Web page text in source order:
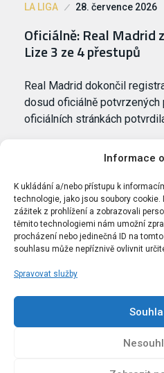
Informace
K ukládání a/nebo přístupu k
technologie, jako jsou soubory cookie.
zážitek z prohlížení a zobrazovali
těmito technologiemi nám umožní
procházení nebo jedinečná ID na
souhlasu může nepříznivě ovlivnit
Spravovat služby
LA LIGA 28. července 2026
Oficiálně: Real Madrid
Lize 3 ze 4 přestupů
Real Madrid dokončil
dosud oficiálně potvrzených
oficiálních stránkách